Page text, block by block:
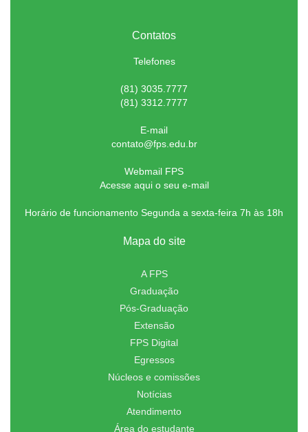
Contatos
Telefones
(81) 3035.7777
(81) 3312.7777
E-mail
contato@fps.edu.br
Webmail FPS
Acesse aqui o seu e-mail
Horário de funcionamento Segunda a sexta-feira 7h às 18h
Mapa do site
A FPS
Graduação
Pós-Graduação
Extensão
FPS Digital
Egressos
Núcleos e comissões
Notícias
Atendimento
Área do estudante